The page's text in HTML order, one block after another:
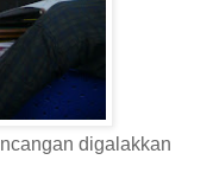
digalakkan